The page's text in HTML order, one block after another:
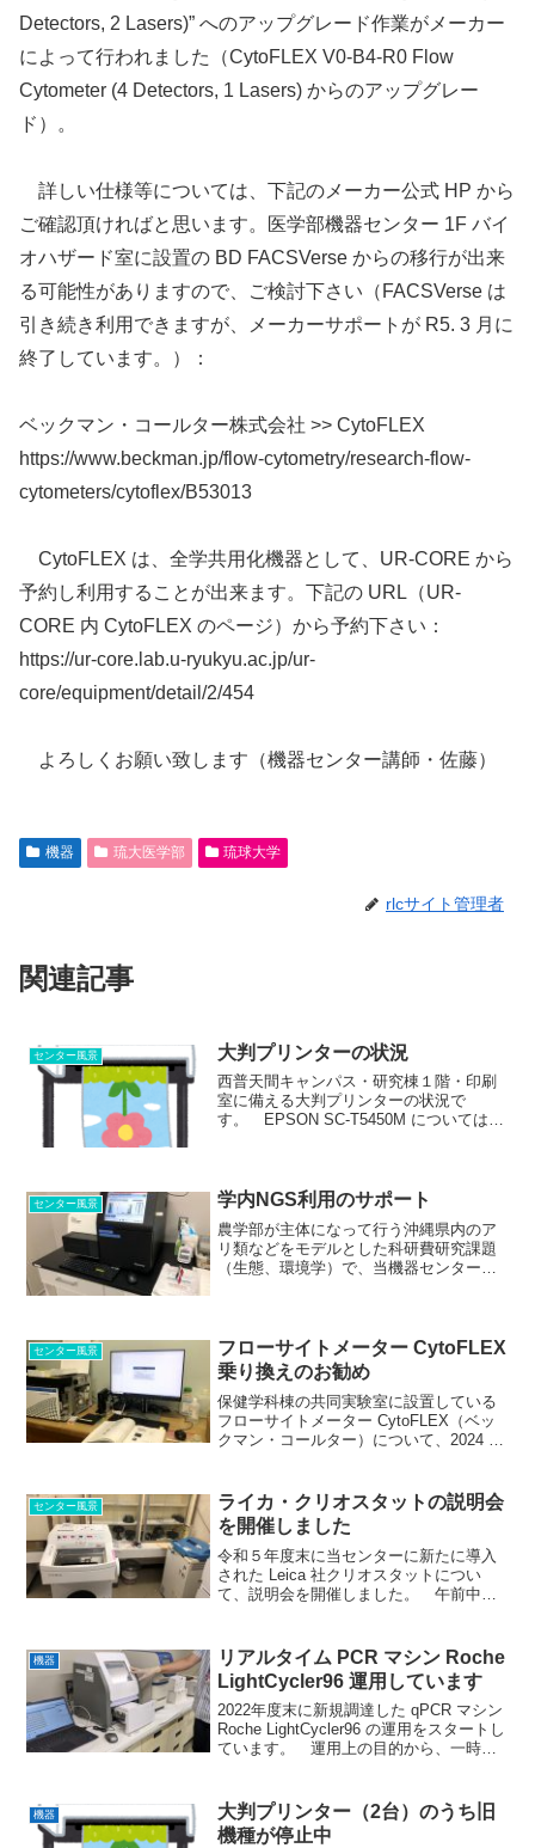
Detectors, 2 Lasers)” へのアップグレード作業がメーカー
によって行われました（CytoFLEX V0-B4-R0 Flow
Cytometer (4 Detectors, 1 Lasers) からのアップグレー
ド）。
詳しい仕様等については、下記のメーカー公式 HP から
ご確認頂ければと思います。医学部機器センター 1F バイ
オハザード室に設置の BD FACSVerse からの移行が出来
る可能性がありますので、ご検討下さい（FACSVerse は
引き続き利用できますが、メーカーサポートが R5. 3 月に
終了しています。）：
ベックマン・コールター株式会社 >> CytoFLEX
https://www.beckman.jp/flow-cytometry/research-flow-
cytometers/cytoflex/B53013
CytoFLEX は、全学共用化機器として、UR-CORE から
予約し利用することが出来ます。下記の URL（UR-
CORE 内 CytoFLEX のページ）から予約下さい：
https://ur-core.lab.u-ryukyu.ac.jp/ur-
core/equipment/detail/2/454
よろしくお願い致します（機器センター講師・佐藤）
機器 琉大医学部 琉球大学
rlcサイト管理者
関連記事
センター風景 大判プリンターの状況
西普天間キャンパス・研究棟１階・印刷
室に備える大判プリンターの状況で
す。 EPSON SC-T5450M については当
ため復...
センター風景 学内NGS利用のサポート
農学部が主体になって行う沖縄県内のア
リ類などをモデルとした科研費研究課題
（生態、環境学）で、当機器センターに
実証研究（琉球大学、...
センター風景
フローサイトメーター CytoFLEX
乗り換えのお勧め
保健学科棟の共同実験室に設置している
フローサイトメーター CytoFLEX（ベッ
クマン・コールター）について、2024 年
1F の通称バイオハザード室にもフロー
サ...
センター風景
ライカ・クリオスタットの説明会
を開催しました
令和５年度末に当センターに新たに導入
された Leica 社クリオスタットについ
て、説明会を開催しました。 午前中４
名）。 基本的に従来機種の機能を引き
継いでいますが、試料台の個...
機器
リアルタイム PCR マシン Roche
LightCycler96 運用しています
2022年度末に新規調達した qPCR マシン
Roche LightCycler96 の運用をスタートし
ています。 運用上の目的から、一時的
テストランですが...
機器
大判プリンター（2台）のうち旧
機種が停止中